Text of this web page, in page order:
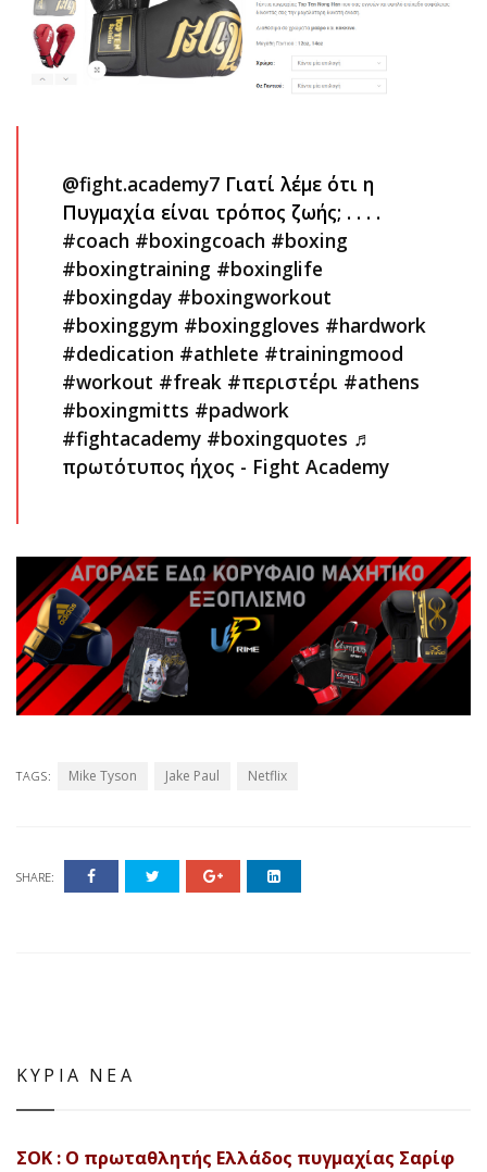
@fight.academy7 Γιατί λέμε ότι η
Πυγμαχία είναι τρόπος ζωής; . . . .
#coach #boxingcoach #boxing
#boxingtraining #boxinglife
#boxingday #boxingworkout
#boxinggym #boxinggloves #hardwork
#dedication #athlete #trainingmood
#workout #freak #περιστέρι #athens
#boxingmitts #padwork
#fightacademy #boxingquotes ♬
πρωτότυπος ήχος - Fight Academy
TAGS: Mike Tyson Jake Paul Netflix
SHARE:
ΚΥΡΙΑ ΝΕΑ
ΣΟΚ : Ο πρωταθλητής Ελλάδος πυγμαχίας Σαρίφ